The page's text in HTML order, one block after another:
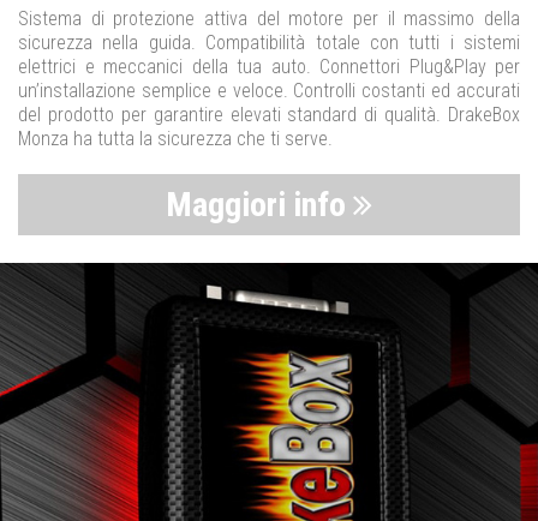
Sistema di protezione attiva del motore per il massimo della
sicurezza nella guida. Compatibilità totale con tutti i sistemi
elettrici e meccanici della tua auto. Connettori Plug&Play per
un’installazione semplice e veloce. Controlli costanti ed accurati
del prodotto per garantire elevati standard di qualità. DrakeBox
Monza ha tutta la sicurezza che ti serve.
Maggiori info